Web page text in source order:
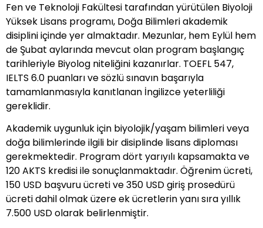
Fen ve Teknoloji Fakültesi tarafından yürütülen Biyoloji
Yüksek Lisans programı, Doğa Bilimleri akademik
disiplini içinde yer almaktadır. Mezunlar, hem Eylül hem
de Şubat aylarında mevcut olan program başlangıç
tarihleriyle Biyolog niteliğini kazanırlar. TOEFL 547,
IELTS 6.0 puanları ve sözlü sınavın başarıyla
tamamlanmasıyla kanıtlanan İngilizce yeterliliği
gereklidir.
Akademik uygunluk için biyolojik/yaşam bilimleri veya
doğa bilimlerinde ilgili bir disiplinde lisans diploması
gerekmektedir. Program dört yarıyılı kapsamakta ve
120 AKTS kredisi ile sonuçlanmaktadır. Öğrenim ücreti,
150 USD başvuru ücreti ve 350 USD giriş prosedürü
ücreti dahil olmak üzere ek ücretlerin yanı sıra yıllık
7.500 USD olarak belirlenmiştir.